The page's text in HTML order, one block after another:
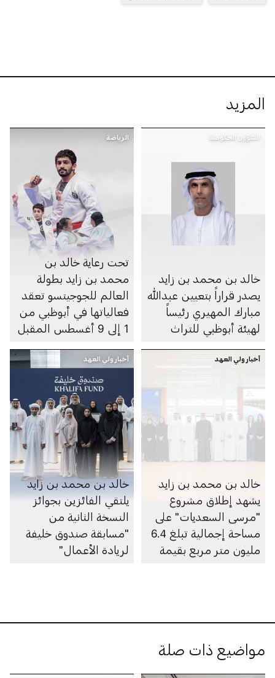
المزيد
الشؤون الحكومية
خالد بن محمد بن زايد
يصدر قراراً بتعيين عبدالله
مبارك المهيري رئيساً
لهيئة أبوظبي للتراث
الرياضة
تحت رعاية خالد بن
محمد بن زايد بطولة
العالم للجوجيتسو تعقد
فعالياتها في أبوظبي من
1 إلى 9 أغسطس المقبل
أخبار ولي العهد
خالد بن محمد بن زايد
يشهد إطلاق مشروع
"مرسى السعديات" على
مساحة إجمالية تبلغ 6.4
مليون متر مربع بقيمة
أخبار ولي العهد
خالد بن محمد بن زايد
يلتقي الفائزين بجوائز
النسخة الثانية من
"مسابقة صندوق خليفة
لريادة الأعمال"
مواضيع ذات صلة